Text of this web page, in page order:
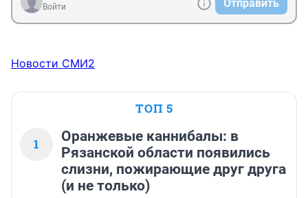
Войти
Отправить
Новости СМИ2
ТОП 5
1
Оранжевые каннибалы: в
Рязанской области появились
слизни, пожирающие друг друга
(и не только)